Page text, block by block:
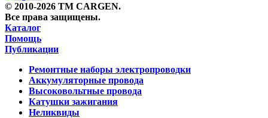
© 2010-2026 TM CARGEN.
Все права защищены.
Каталог
Помощь
Публикации
Ремонтные наборы электропроводки
Аккумуляторные провода
Высоковольтные провода
Катушки зажигания
Неликвиды